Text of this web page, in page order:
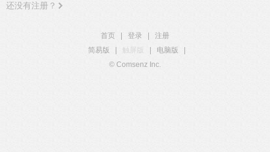
还没有注册？
首页 登录
注册
简易版
触屏版 电脑版
© Comsenz Inc.